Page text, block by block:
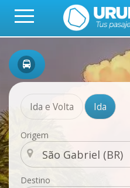
Ida e Volta Ida
Origem
Destino